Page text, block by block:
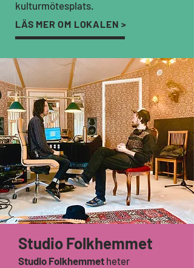
kulturmötesplats.
LÄS MER OM LOKALEN >
Studio Folkhemmet
Studio Folkhemmet heter